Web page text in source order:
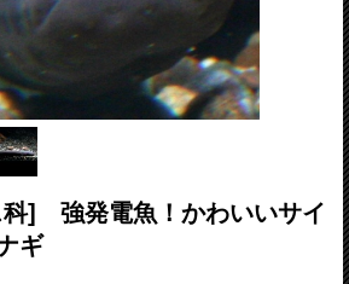
科] 強発電魚！かわいいサイ
ギ